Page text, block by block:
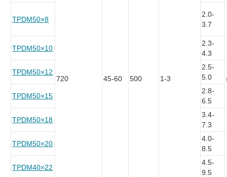
720 45-60 500 1-3
TPDM50×8
2.0-
3.7
TPDM50×10
2.3-
4.3
TPDM50×12
2.5-
5.0
TPDM50×15
2.8-
6.5
TPDM50×18
3.4-
7.3
TPDM50×20
4.0-
8.5
TPDM40×22
4.5-
9.5